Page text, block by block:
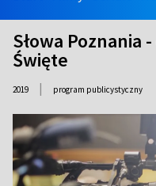
Słowa Poznania
Święte
2019 | program publicystyczny